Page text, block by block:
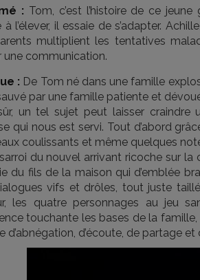
: Tom, c’est l’histoire de ce
à l’élever, il essaie de s’adapter.
multiplient les tentatives
une communication.
: De Tom né dans une famille
par une famille patiente et
un tel sujet peut laisser craindre
qui nous est servi. Tout d’abord
coulissants et même quelques
du nouvel arrivant ricoche sur la
du fils de la maison qui d’emblée
vifs et drôles, tout juste
les quatre personnages au jeu
touchante les bases de la
d’abnégation, d’écoute, de partage et